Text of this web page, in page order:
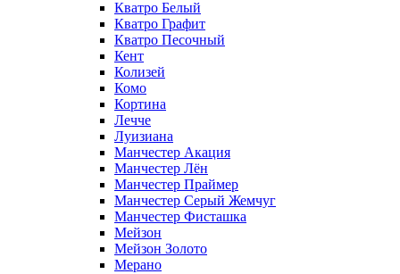
Кватро Белый
Кватро Графит
Кватро Песочный
Кент
Колизей
Комо
Кортина
Лечче
Луизиана
Манчестер Акация
Манчестер Лён
Манчестер Праймер
Манчестер Серый Жемчуг
Манчестер Фисташка
Мейзон
Мейзон Золото
Мерано